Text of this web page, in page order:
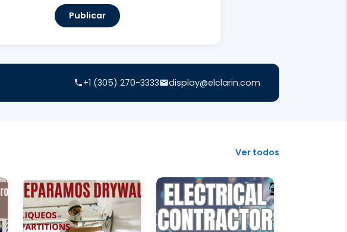
Publicar
+1 (305) 270-3333 display@elclarin.com
Ver todos